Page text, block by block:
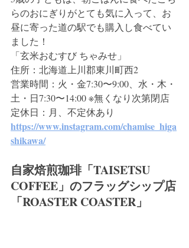
らのおにぎりがとても気に入って、お
昼に寄った道の駅でも購入し食べてい
ました！
「玄米おむすび ちゃみせ」
住所：北海道上川郡東川町西2
営業時間：火・金7:30〜9:00、水・木・
土・日7:30〜14:00 ※無くなり次第閉店
定休日：月、不定休あり
https://www.instagram.com/chamise_higa
shikawa/
自家焙煎珈琲「TAISETSU
COFFEE」のフラッグシップ店
「ROASTER COASTER」